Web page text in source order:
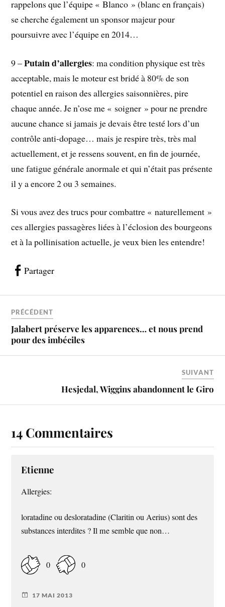
rappelons que l’équipe « Blanco » (blanc en français)
se cherche également un sponsor majeur pour
poursuivre avec l’équipe en 2014…
9 –Putain d’allergies: ma condition physique est très
acceptable, mais le moteur est bridé à 80% de son
potentiel en raison des allergies saisonnières, pire
chaque année. Je n’ose me « soigner » pour ne prendre
aucune chance si jamais je devais être testé lors d’un
contrôle anti-dopage… mais je respire très, très mal
actuellement, et je ressens souvent, en fin de journée,
une fatigue générale anormale et qui n’était pas présente
il y a encore 2 ou 3 semaines.
Si vous avez des trucs pour combattre « naturellement »
ces allergies passagères liées à l’éclosion des bourgeons
et à la pollinisation actuelle, je veux bien les entendre!
Partager
PRÉCÉDENT
Jalabert préserve les apparences… et nous prend
pour des imbéciles
SUIVANT
Hesjedal, Wiggins abandonnent le Giro
14 Commentaires
Etienne
Allergies:
loratadine ou desloratadine (Claritin ou Aerius) sont des
substances interdites ? Il me semble que non…
0 0
17 MAI 2013